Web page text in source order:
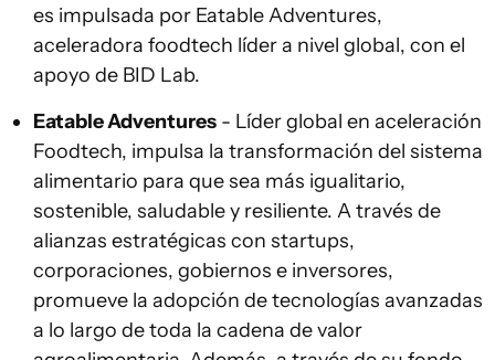
es impulsada por Eatable Adventures,
aceleradora foodtech líder a nivel global, con el
apoyo de BID Lab.
Eatable Adventures - Líder global en aceleración
Foodtech, impulsa la transformación del sistema
alimentario para que sea más igualitario,
sostenible, saludable y resiliente. A través de
alianzas estratégicas con startups,
corporaciones, gobiernos e inversores,
promueve la adopción de tecnologías avanzadas
a lo largo de toda la cadena de valor